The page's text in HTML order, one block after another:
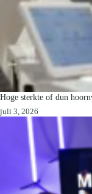
Hoge sterkte of dun
juli 3, 2026